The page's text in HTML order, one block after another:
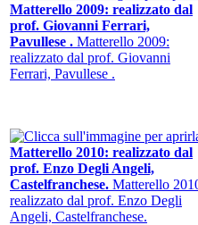
Matterello 2009: realizzato dal
prof. Giovanni Ferrari,
Pavullese . Matterello 2009:
realizzato dal prof. Giovanni
Ferrari, Pavullese .
Matterello 2010: realizzato dal
prof. Enzo Degli Angeli,
Castelfranchese. Matterello
realizzato dal prof. Enzo Degli
Angeli, Castelfranchese.